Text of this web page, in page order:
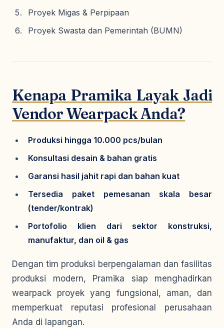
Proyek Migas & Perpipaan
Proyek Swasta dan Pemerintah (BUMN)
Kenapa Pramika Layak Jadi
Vendor Wearpack Anda?
Produksi hingga 10.000 pcs/bulan
Konsultasi desain & bahan gratis
Garansi hasil jahit rapi dan bahan kuat
Tersedia paket pemesanan skala besar
(tender/kontrak)
Portofolio klien dari sektor konstruksi,
manufaktur, dan oil & gas
Dengan tim produksi berpengalaman dan fasilitas
produksi modern, Pramika siap menghadirkan
wearpack proyek yang fungsional, aman, dan
memperkuat reputasi profesional perusahaan
Anda di lapangan.